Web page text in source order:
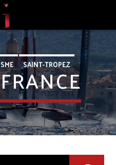
SAINT-TROPEZ